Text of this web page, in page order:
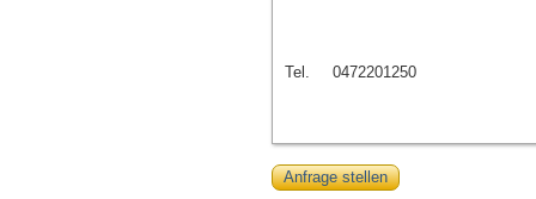
Tel. 0472201250
Anfrage stellen